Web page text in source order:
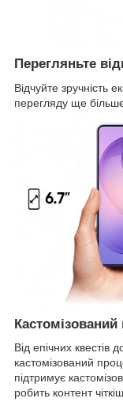
Перегляньте
Відчуйте зручність
перегляду ще
Від епічних квестів
кастомізований
підтримує
робить контент